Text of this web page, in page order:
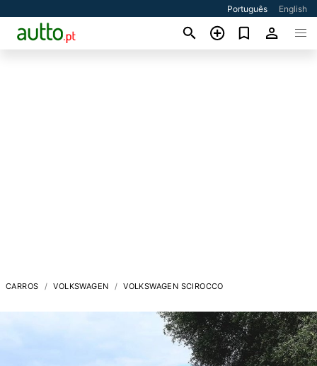
Português English
CARROS VOLKSWAGEN VOLKSWAGEN SCIROCCO